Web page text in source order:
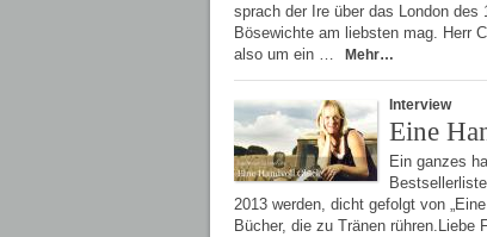
sprach der Ire über das London
Bösewichte am liebsten mag. Herr
also um ein …
Mehr…
Interview
Eine
Ein ganzes
2013 werden, dicht gefolgt von
Bücher, die zu Tränen